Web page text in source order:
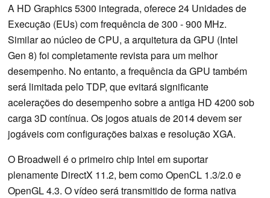
A HD Graphics 5300 integrada, oferece 24 Unidades de
Execução (EUs) com frequência de 300 - 900 MHz.
Similar ao núcleo de CPU, a arquitetura da GPU (Intel
Gen 8) foi completamente revista para um melhor
desempenho. No entanto, a frequência da GPU também
será limitada pelo TDP, que evitará significante
acelerações do desempenho sobre a antiga HD 4200 sob
carga 3D contínua. Os jogos atuais de 2014 devem ser
jogáveis com configurações baixas e resolução XGA.
O Broadwell é o primeiro chip Intel em suportar
plenamente DirectX 11.2, bem como OpenCL 1.3/2.0 e
OpenGL 4.3. O vídeo será transmitido de forma nativa